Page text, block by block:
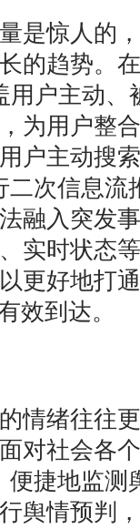
惊人的，
的趋势。
用户主动
为用户整
户主动搜
二次信息流
融入突发
实时状态
更好地打
效到达。
绪往往更
对社会各
便捷地监测
舆情预判